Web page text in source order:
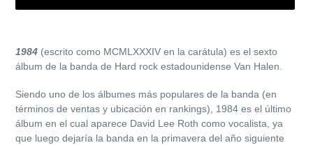
producto
tu
carrito
de
compra
1984 (escrito como MCMLXXXIV en la carátula) es el sexto
álbum de la banda de Hard rock estadounidense Van Halen.
Siendo uno de los álbumes más populares de la banda (en
términos de ventas y ubicación en rankings), 1984 es el último
álbum en el cual aparece David Lee Roth como vocalista, ya
que luego dejaría la banda en la primavera del año siguiente